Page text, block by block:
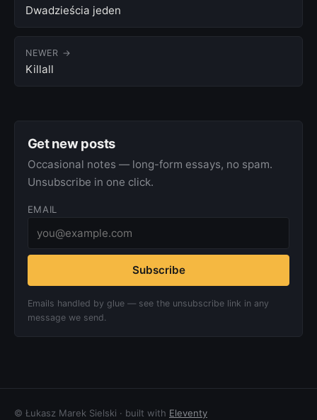
Dwadzieścia jeden
NEWER →
Killall
Get new posts
Occasional notes — long-form essays, no spam.
Unsubscribe in one click.
EMAIL
Subscribe
Emails handled by glue — see the unsubscribe link in any
message we send.
© Łukasz Marek Sielski · built with Eleventy